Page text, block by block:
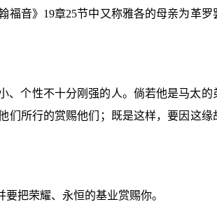
福音》 19章25节中又称雅各的母亲为革
个性不十分刚强的人。倘若他是马太
所行的赏赐他们；既是这样，要因这
把荣耀、永恒的基业赏赐你。